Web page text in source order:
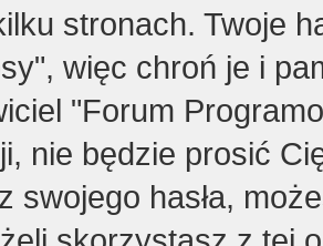
stronach. Twoje
więc chroń je i
"Forum
nie będzie prosić
swojego hasła,